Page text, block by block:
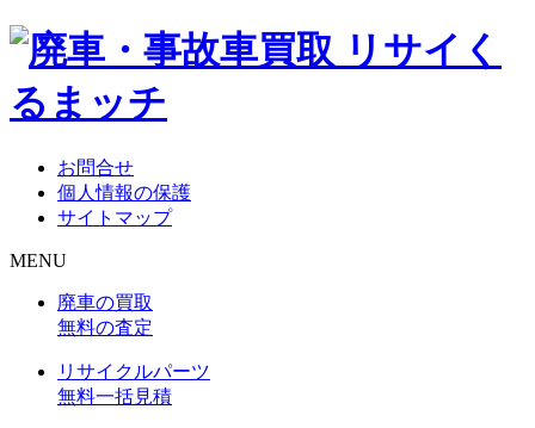
お問合せ
個人情報の保護
サイトマップ
MENU
廃車の買取
無料の査定
リサイクルパーツ
無料一括見積